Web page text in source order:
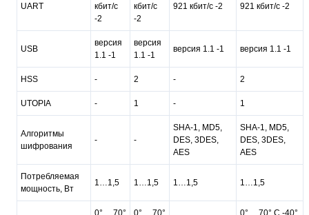
UART
кбит/с
-2
кбит/с
-2
921 кбит/с -2 921 кбит/с -2
USB
версия
1.1 -1
версия
1.1 -1
версия 1.1 -1 версия 1.1 -1
HSS - 2 - 2
UTOPIA - 1 - 1
Алгоритмы
шифрования
- -
SHA-1, MD5,
DES, 3DES,
AES
SHA-1, MD5,
DES, 3DES,
AES
Потребляемая
мощность, Вт
1…1,5 1…1,5 1…1,5 1…1,5
0° ... 70° 0° ... 70° 0° ... 70° C,-40°